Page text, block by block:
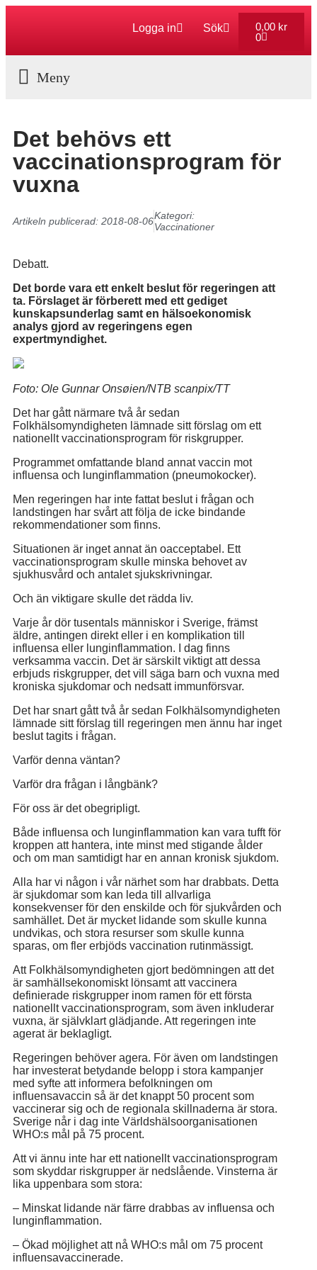
Logga in Sök 0,00 kr
0
Det behövs ett
vaccinationsprogram för
vuxna
Artikeln publicerad: 2018-08-06Kategori:
Vaccinationer
Debatt.
Det borde vara ett enkelt beslut för regeringen att
ta. Förslaget är förberett med ett gediget
kunskapsunderlag samt en hälsoekonomisk
analys gjord av regeringens egen
expertmyndighet.
Foto: Ole Gunnar Onsøien/NTB scanpix/TT
Det har gått närmare två år sedan
Folkhälsomyndigheten lämnade sitt förslag om ett
nationellt vaccinationsprogram för riskgrupper.
Programmet omfattande bland annat vaccin mot
influensa och lunginflammation (pneumokocker).
Men regeringen har inte fattat beslut i frågan och
landstingen har svårt att följa de icke bindande
rekommendationer som finns.
Situationen är inget annat än oacceptabel. Ett
vaccinationsprogram skulle minska behovet av
sjukhusvård och antalet sjukskrivningar.
Och än viktigare skulle det rädda liv.
Varje år dör tusentals människor i Sverige, främst
äldre, antingen direkt eller i en komplikation till
influensa eller lunginflammation. I dag finns
verksamma vaccin. Det är särskilt viktigt att dessa
erbjuds riskgrupper, det vill säga barn och vuxna med
kroniska sjukdomar och nedsatt immunförsvar.
Det har snart gått två år sedan Folkhälsomyndigheten
lämnade sitt förslag till regeringen men ännu har inget
beslut tagits i frågan.
Varför denna väntan?
Varför dra frågan i långbänk?
För oss är det obegripligt.
Både influensa och lunginflammation kan vara tufft för
kroppen att hantera, inte minst med stigande ålder
och om man samtidigt har en annan kronisk sjukdom.
Alla har vi någon i vår närhet som har drabbats. Detta
är sjukdomar som kan leda till allvarliga
konsekvenser för den enskilde och för sjukvården och
samhället. Det är mycket lidande som skulle kunna
undvikas, och stora resurser som skulle kunna
sparas, om fler erbjöds vaccination rutinmässigt.
Att Folkhälsomyndigheten gjort bedömningen att det
är samhällsekonomiskt lönsamt att vaccinera
definierade riskgrupper inom ramen för ett första
nationellt vaccinationsprogram, som även inkluderar
vuxna, är självklart glädjande. Att regeringen inte
agerat är beklagligt.
Regeringen behöver agera. För även om landstingen
har investerat betydande belopp i stora kampanjer
med syfte att informera befolkningen om
influensavaccin så är det knappt 50 procent som
vaccinerar sig och de regionala skillnaderna är stora.
Sverige når i dag inte Världshälsoorganisationen
WHO:s mål på 75 procent.
Att vi ännu inte har ett nationellt vaccinationsprogram
som skyddar riskgrupper är nedslående. Vinsterna är
lika uppenbara som stora:
– Minskat lidande när färre drabbas av influensa och
lunginflammation.
– Ökad möjlighet att nå WHO:s mål om 75 procent
influensavaccinerade.